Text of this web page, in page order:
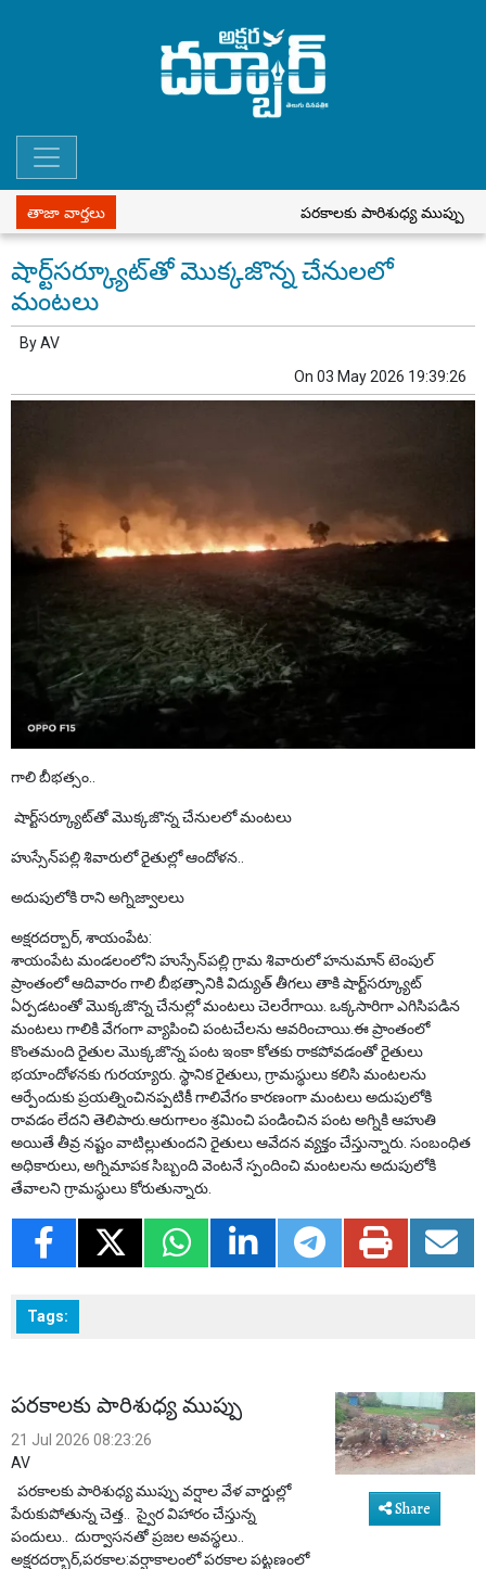
తాజా వార్తలు పరకాలకు పారిశుధ్య ముప్పు
షార్ట్‌సర్క్యూట్‌తో మొక్కజొన్న చేనులలో
మంటలు
ByAV
On 03 May 2026 19:39:26
గాలి బీభత్సం..
షార్ట్‌సర్క్యూట్‌తో మొక్కజొన్న చేనులలో మంటలు
హుస్సేన్‌పల్లి శివారులో రైతుల్లో ఆందోళన..
అదుపులోకి రాని అగ్నిజ్వాలలు
అక్షరదర్బార్, శాయంపేట:
శాయంపేట మండలంలోని హుస్సేన్‌పల్లి గ్రామ శివారులో హనుమాన్ టెంపుల్
ప్రాంతంలో ఆదివారం గాలి బీభత్సానికి విద్యుత్ తీగలు తాకి షార్ట్‌సర్క్యూట్
ఏర్పడటంతో మొక్కజొన్న చేనుల్లో మంటలు చెలరేగాయి. ఒక్కసారిగా ఎగిసిపడిన
మంటలు గాలికి వేగంగా వ్యాపించి పంటచేలను ఆవరించాయి.ఈ ప్రాంతంలో
కొంతమంది రైతుల మొక్కజొన్న పంట ఇంకా కోతకు రాకపోవడంతో రైతులు
భయాందోళనకు గురయ్యారు. స్థానిక రైతులు, గ్రామస్థులు కలిసి మంటలను
ఆర్పేందుకు ప్రయత్నించినప్పటికీ గాలివేగం కారణంగా మంటలు అదుపులోకి
రావడం లేదని తెలిపారు.ఆరుగాలం శ్రమించి పండించిన పంట అగ్నికి ఆహుతి
అయితే తీవ్ర నష్టం వాటిల్లుతుందని రైతులు ఆవేదన వ్యక్తం చేస్తున్నారు. సంబంధిత
అధికారులు, అగ్నిమాపక సిబ్బంది వెంటనే స్పందించి మంటలను అదుపులోకి
తేవాలని గ్రామస్థులు కోరుతున్నారు.
Tags:
పరకాలకు పారిశుధ్య ముప్పు
21 Jul 2026 08:23:26
AV
పరకాలకు పారిశుధ్య ముప్పు వర్షాల వేళ వార్డుల్లో
పేరుకుపోతున్న చెత్త.. స్వైర విహారం చేస్తున్న
పందులు.. దుర్వాసనతో ప్రజల అవస్థలు..
అక్షరదర్బార్,పరకాల:వర్షాకాలంలో పరకాల పట్టణంలో
Share